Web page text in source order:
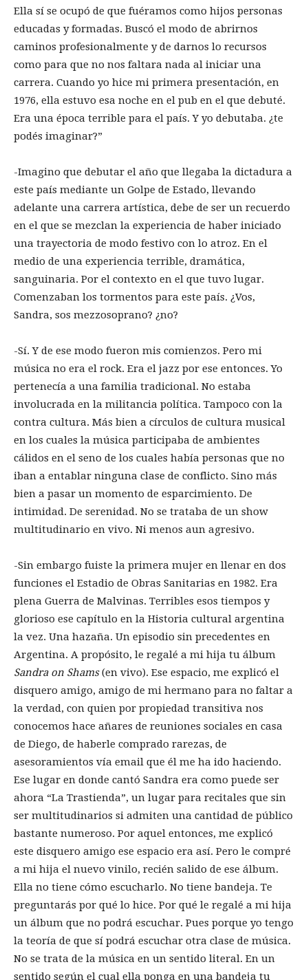
Ella sí se ocupó de que fuéramos como hijos personas
educadas y formadas. Buscó el modo de abrirnos
caminos profesionalmente y de darnos lo recursos
como para que no nos faltara nada al iniciar una
carrera. Cuando yo hice mi primera presentación, en
1976, ella estuvo esa noche en el pub en el que debuté.
Era una época terrible para el país. Y yo debutaba. ¿te
podés imaginar?”
-Imagino que debutar el año que llegaba la dictadura a
este país mediante un Golpe de Estado, llevando
adelante una carrera artística, debe de ser un recuerdo
en el que se mezclan la experiencia de haber iniciado
una trayectoria de modo festivo con lo atroz. En el
medio de una experiencia terrible, dramática,
sanguinaria. Por el contexto en el que tuvo lugar.
Comenzaban los tormentos para este país. ¿Vos,
Sandra, sos mezzosoprano? ¿no?
-Sí. Y de ese modo fueron mis comienzos. Pero mi
música no era el rock. Era el jazz por ese entonces. Yo
pertenecía a una familia tradicional. No estaba
involucrada en la militancia política. Tampoco con la
contra cultura. Más bien a círculos de cultura musical
en los cuales la música participaba de ambientes
cálidos en el seno de los cuales había personas que no
iban a entablar ninguna clase de conflicto. Sino más
bien a pasar un momento de esparcimiento. De
intimidad. De serenidad. No se trataba de un show
multitudinario en vivo. Ni menos aun agresivo.
-Sin embargo fuiste la primera mujer en llenar en dos
funciones el Estadio de Obras Sanitarias en 1982. Era
plena Guerra de Malvinas. Terribles esos tiempos y
glorioso ese capítulo en la Historia cultural argentina
la vez. Una hazaña. Un episodio sin precedentes en
Argentina. A propósito, le regalé a mi hija tu álbum
Sandra on Shams(en vivo). Ese espacio, me explicó el
disquero amigo, amigo de mi hermano para no faltar a
la verdad, con quien por propiedad transitiva nos
conocemos hace añares de reuniones sociales en casa
de Diego, de haberle comprado rarezas, de
asesoramientos vía email que él me ha ido haciendo.
Ese lugar en donde cantó Sandra era como puede ser
ahora “La Trastienda”, un lugar para recitales que sin
ser multitudinarios si admiten una cantidad de público
bastante numeroso. Por aquel entonces, me explicó
este disquero amigo ese espacio era así. Pero le compré
a mi hija el nuevo vinilo, recién salido de ese álbum.
Ella no tiene cómo escucharlo. No tiene bandeja. Te
preguntarás por qué lo hice. Por qué le regalé a mi hija
un álbum que no podrá escuchar. Pues porque yo tengo
la teoría de que sí podrá escuchar otra clase de música.
No se trata de la música en un sentido literal. En un
sentido según el cual ella ponga en una bandeja tu